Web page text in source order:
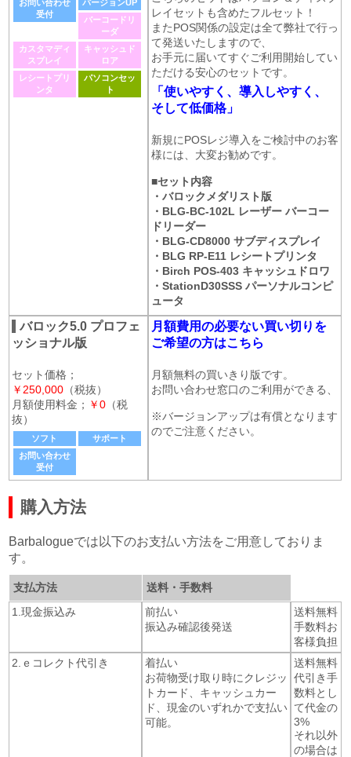
お問い合わせ
受付
バージョンUP
バーコードリ
ーダ
カスタマディ
スプレイ
キャッシュド
ロア
レシートプリ
ンタ
パソコンセッ
ト
レイセットも含めたフルセット！
またPOS関係の設定は全て弊社で行っ
て発送いたしますので、
お手元に届いてすぐご利用開始してい
ただける安心のセットです。
「使いやすく、導入しやすく、
そして低価格」
新規にPOSレジ導入をご検討中のお客
様には、大変お勧めです。
■セット内容
・バロックメダリスト版
・BLG-BC-102L レーザー バーコー
ドリーダー
・BLG-CD8000 サブディスプレイ
・BLG RP-E11 レシートプリンタ
・Birch POS-403 キャッシュドロワ
・StationD30SSS パーソナルコンピ
ュータ
バロック5.0 プロフェ
ッショナル版
セット価格；
￥250,000 （税抜）
月額使用料金； ￥0 （税
抜）
ソフト
サポート
お問い合わせ
受付
月額費用の必要ない買い切りを
ご希望の方はこちら
月額無料の買いきり版です。
お問い合わせ窓口のご利用ができる、
※バージョンアップは有償となります
のでご注意ください。
購入方法
Barbalogueでは以下のお支払い方法をご用意しておりま
す。
支払方法
送料・手数料
1.現金振込み
前払い
振込み確認後発送
送料無料
手数料お
客様負担
2.ｅコレクト代引き
着払い
お荷物受け取り時にクレジッ
トカード、キャッシュカー
ド、現金のいずれかで支払い
可能。
送料無料
代引き手
数料とし
て代金の
3%
それ以外
の場合は